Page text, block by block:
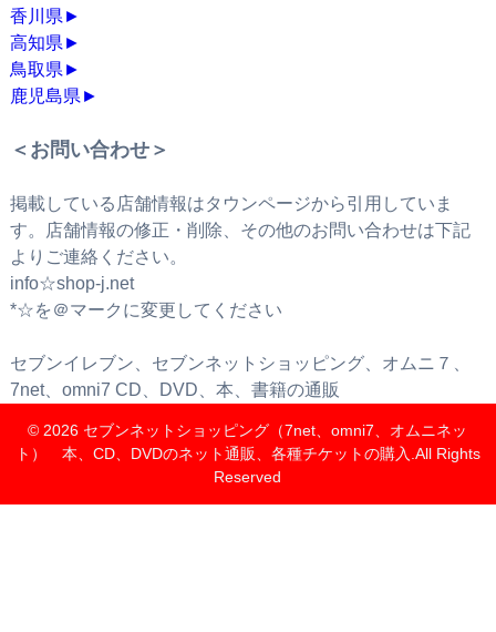
香川県 ►
高知県 ►
鳥取県 ►
鹿児島県 ►
＜お問い合わせ＞
掲載している店舗情報はタウンページから引用していま
す。店舗情報の修正・削除、その他のお問い合わせは下記
よりご連絡ください。
info☆shop-j.net
*☆を＠マークに変更してください
セブンイレブン、セブンネットショッピング、オムニ７、
7net、omni7 CD、DVD、本、書籍の通販
© 2026 セブンネットショッピング（7net、omni7、オムニネッ
ト） 本、CD、DVDのネット通販、各種チケットの購入 .All Rights
Reserved